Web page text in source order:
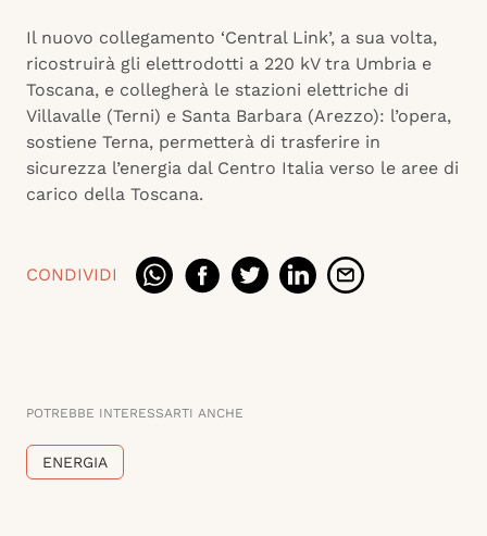
Il nuovo collegamento ‘Central Link’, a sua volta,
ricostruirà gli elettrodotti a 220 kV tra Umbria e
Toscana, e collegherà le stazioni elettriche di
Villavalle (Terni) e Santa Barbara (Arezzo): l’opera,
sostiene Terna, permetterà di trasferire in
sicurezza l’energia dal Centro Italia verso le aree di
carico della Toscana.
CONDIVIDI
POTREBBE INTERESSARTI ANCHE
ENERGIA